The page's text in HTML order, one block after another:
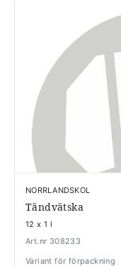
NORRLANDSKOL
Tändvätska
12 x 1 l
Art.nr 308233
Variant för förpackning